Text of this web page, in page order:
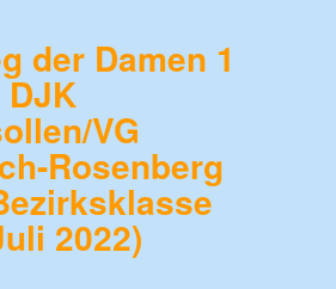
der Damen 1
VG
Rosenberg
2022)